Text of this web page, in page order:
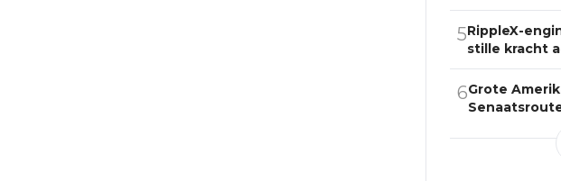
5RippleX-
stille kracht
6Grote